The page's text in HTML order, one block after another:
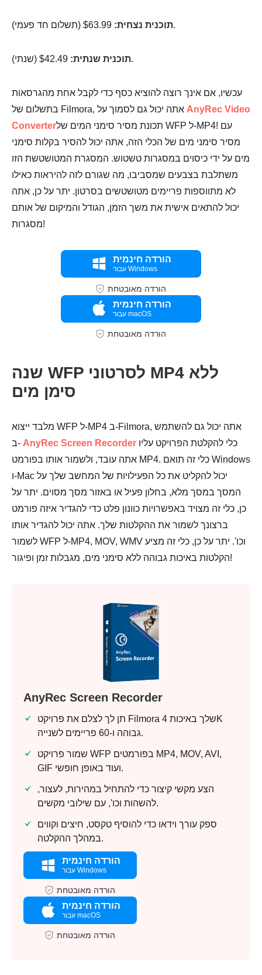
תוכנית נצחית:$63.99 (תשלום חד פעמי).
תוכנית שנתית:$42.49 (שנתי).
עכשיו, אם אינך רוצה להוציא כסף כדי לקבל אחת מהגרסאות
AnyRec Video
Converterתכונת מסיר סימני המים של WFP ל-MP4! עם
מסיר סימני מים של הכלי הזה, אתה יכול להסיר בקלות סימני
מים על ידי כיסוים במסגרות טשטוש. המסגרת המטושטשת הזו
משתלבת בצבעים שמסביבו, מה שגורם לזה להיראות כאילו
לא מתווספות פריימים מטושטשים בסרטון. יתר על כן, אתה
יכול להתאים אישית את משך הזמן, הגודל והמיקום של אותם
מסגרות!
הורדה חינמית
עבור Windows
הורדה מאובטחת
הורדה חינמית
עבור macOS
הורדה מאובטחת
שנה WFP לסרטוני MP4 ללא
סימן מים
מלבד ייצוא WFP ל-MP4 ב-Filmora, אתה יכול גם להשתמש
ב- AnyRec Screen Recorder
אתה עובד, ולשמור אותו בפורמט MP4. כלי זה תואם Windows
ו-Mac יכול להקליט את כל הפעילויות של המחשב שלך על
המסך במסך מלא, בחלון פעיל או באזור מסך מסוים. יתר על
כן, כלי זה מצויד באפשרויות כוונון פלט כדי להגדיר איזה פורמט
ברצונך לשמור את ההקלטות שלך. אתה יכול להגדיר אותו
לשמור WFP ל-MP4, MOV, WMV וכו'. יתר על כן, כלי זה מציע
הקלטות באיכות גבוהה ללא סימני מים, מגבלות זמן ופיגור!
AnyRec Screen Recorder
תן לך לצלם את פרויקט Filmora שלך באיכות 4K
גבוהה ו-60 פריימים לשנייה.
שמור פרויקט WFP בפורמטים MP4, MOV, AVI,
GIF ועוד באופן חופשי.
הצע מקשי קיצור כדי להתחיל במהירות, לעצור,
להשהות וכו', עם שילובי מקשים.
ספק עורך וידאו כדי להוסיף טקסט, חיצים וקווים
במהלך ההקלטה.
הורדה חינמית
עבור Windows
הורדה מאובטחת
הורדה חינמית
עבור macOS
הורדה מאובטחת